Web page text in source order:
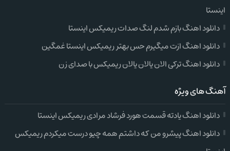
اینستا
دانلود اهنگ بازم شدم لنگ صدات ریمیکس اینستا
دانلود اهنگ ازت میگیرم حس بهتر ریمیکس اینستا غمگین
دانلود اهنگ ترکی الان یالان یالان ریمیکس با صدای زن
آهنگ های ویژه
دانلود اهنگ یادته قسمت هورد فرشاد مرادی ریمیکس اینستا
دانلود اهنگ پیشرو من که داشتم همه چیو درست میکردم ریمیکس